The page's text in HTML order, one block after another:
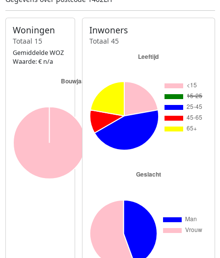
Woningen
Totaal 15
Gemiddelde WOZ
Waarde: € n/a
Inwoners
Totaal 45